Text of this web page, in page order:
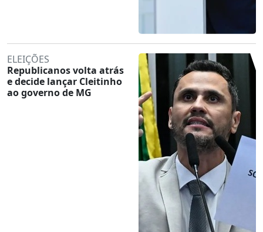
ELEIÇÕES
Republicanos volta atrás
e decide lançar Cleitinho
ao governo de MG